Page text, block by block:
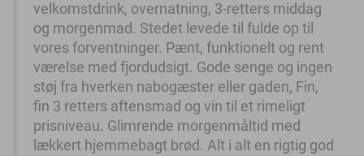
velkomstdrink, overnatning, 3-retters middag
og morgenmad. Stedet levede til fulde op til
vores forventninger. Pænt, funktionelt og rent
værelse med fjordudsigt. Gode senge og ingen
støj fra hverken nabogæster eller gaden, Fin,
fin 3 retters aftensmad og vin til et rimeligt
prisniveau. Glimrende morgenmåltid med
lækkert hjemmebagt brød. Alt i alt en rigtig god